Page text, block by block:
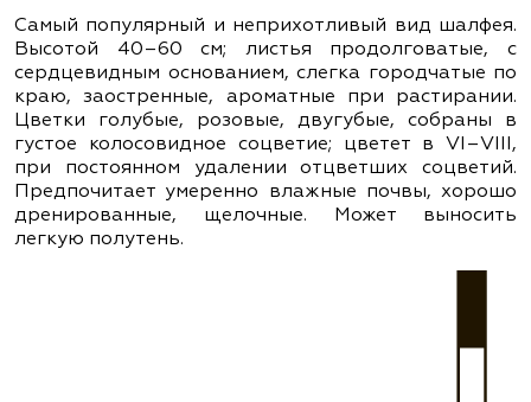
Самый популярный и неприхотливый вид шалфея.
Высотой 40–60 см; листья продолговатые, с
сердцевидным основанием, слегка городчатые по
краю, заостренные, ароматные при растирании.
Цветки голубые, розовые, двугубые, собраны в
густое колосовидное соцветие; цветет в VІ–VІІІ,
при постоянном удалении отцветших соцветий.
Предпочитает умеренно влажные почвы, хорошо
дренированные, щелочные. Может выносить
легкую полутень.